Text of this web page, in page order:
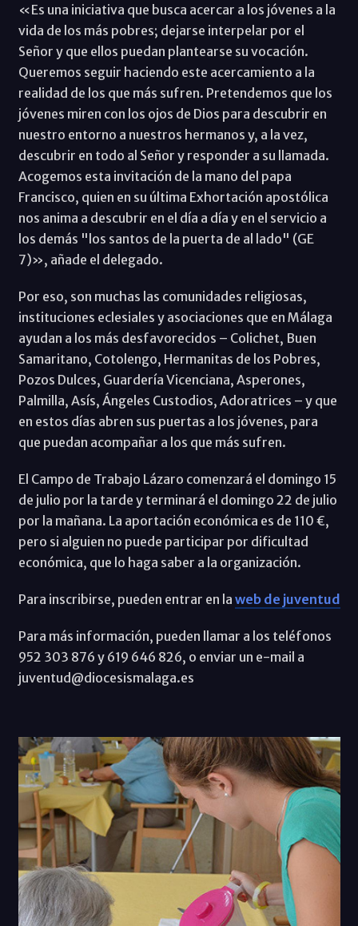
«Es una iniciativa que busca acercar a los jóvenes a la
vida de los más pobres; dejarse interpelar por el
Señor y que ellos puedan plantearse su vocación.
Queremos seguir haciendo este acercamiento a la
realidad de los que más sufren. Pretendemos que los
jóvenes miren con los ojos de Dios para descubrir en
nuestro entorno a nuestros hermanos y, a la vez,
descubrir en todo al Señor y responder a su llamada.
Acogemos esta invitación de la mano del papa
Francisco, quien en su última Exhortación apostólica
nos anima a descubrir en el día a día y en el servicio a
los demás "los santos de la puerta de al lado" (GE
7)», añade el delegado.
Por eso, son muchas las comunidades religiosas,
instituciones eclesiales y asociaciones que en Málaga
ayudan a los más desfavorecidos – Colichet, Buen
Samaritano, Cotolengo, Hermanitas de los Pobres,
Pozos Dulces, Guardería Vicenciana, Asperones,
Palmilla, Asís, Ángeles Custodios, Adoratrices – y que
en estos días abren sus puertas a los jóvenes, para
que puedan acompañar a los que más sufren.
El Campo de Trabajo Lázaro comenzará el domingo 15
de julio por la tarde y terminará el domingo 22 de julio
por la mañana. La aportación económica es de 110 €,
pero si alguien no puede participar por dificultad
económica, que lo haga saber a la organización.
Para inscribirse, pueden entrar en la web de juventud
Para más información, pueden llamar a los teléfonos
952 303 876 y 619 646 826, o enviar un e-mail a
juventud@diocesismalaga.es